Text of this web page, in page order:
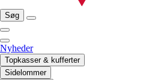
Søg
Nyheder
Topkasser & kufferter
Sidelommer